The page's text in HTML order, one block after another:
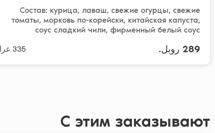
Состав: курица, лаваш, свежие огурцы, свежие
томаты, морковь по-корейски, китайская капуста,
соус сладкий чили, фирменный белый соус
289 روبل. 335 غرام
С этим заказывают